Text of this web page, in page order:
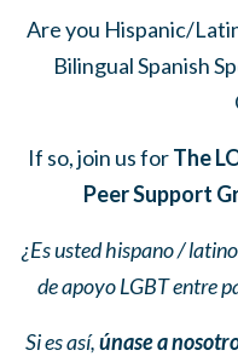
Are you Hispanic/
Bilingual Spanish
If so, join us forThe
Peer Support
¿Es usted hispano /
de apoyo LGBT entre
Si es así,únase a